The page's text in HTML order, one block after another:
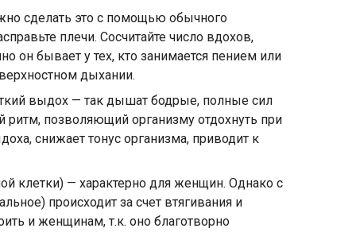
сделать это с помощью обычного
плечи. Сосчитайте число вдохов,
он бывает у тех, кто занимается пением или
дыхании.
выдох — так дышат бодрые, полные сил
позволяющий организму отдохнуть при
снижает тонус организма, приводит к
клетки) — характерно для женщин. Однако с
происходит за счет втягивания и
и женщинам, т.к. оно благотворно